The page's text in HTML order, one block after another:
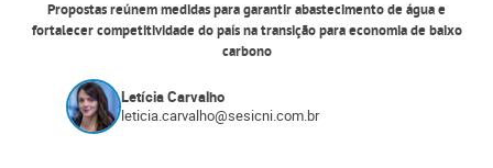
Propostas reúnem medidas para garantir abastecimento de água e
fortalecer competitividade do país na transição para economia de baixo
carbono
Letícia Carvalho
leticia.carvalho@sesicni.com.br